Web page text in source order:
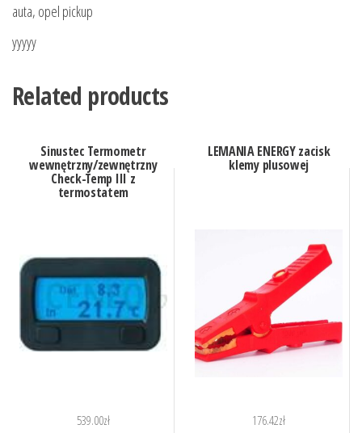
auta, opel pickup
yyyyy
Related products
Sinustec Termometr
wewnętrzny/zewnętrzny
Check-Temp III z
termostatem
539.00zł
LEMANIA ENERGY zacisk
klemy plusowej
176.42zł